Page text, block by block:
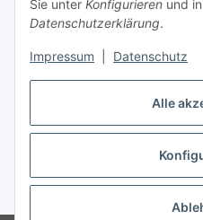
Alle
Sie unter Konfigurieren und
Datenschutzerklärung.
Impressum Datenschutz
* Alle Preise inkl. gesetzlicher MwSt.,